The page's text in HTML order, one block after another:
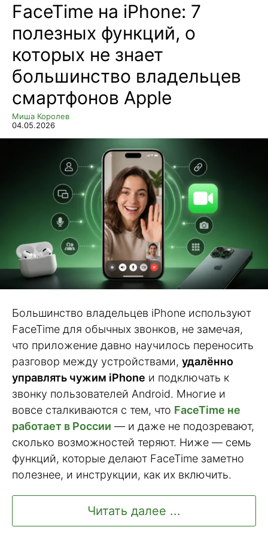
FaceTime на iPhone: 7
полезных функций, о
которых не знает
большинство владельцев
смартфонов Apple
Миша Королев
04.05.2026
Большинство владельцев iPhone используют
FaceTime для обычных звонков, не замечая,
что приложение давно научилось переносить
разговор между устройствами, удалённо
управлять чужим iPhone и подключать к
звонку пользователей Android. Многие и
вовсе сталкиваются с тем, что FaceTime не
работает в России — и даже не подозревают,
сколько возможностей теряют. Ниже — семь
функций, которые делают FaceTime заметно
полезнее, и инструкции, как их включить.
Читать далее ...